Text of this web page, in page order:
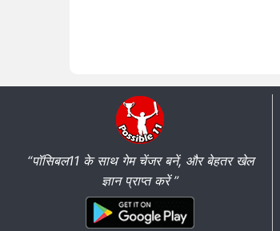
“पॉसिबल11 के साथ गेम चेंजर बनें, और बेहतर खेल
ज्ञान प्राप्त करें ”